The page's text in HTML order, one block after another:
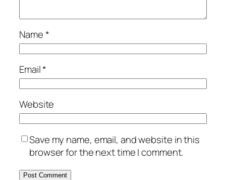
Name*
Email*
Website
Save my name, email, and website in this
browser for the next time I comment.